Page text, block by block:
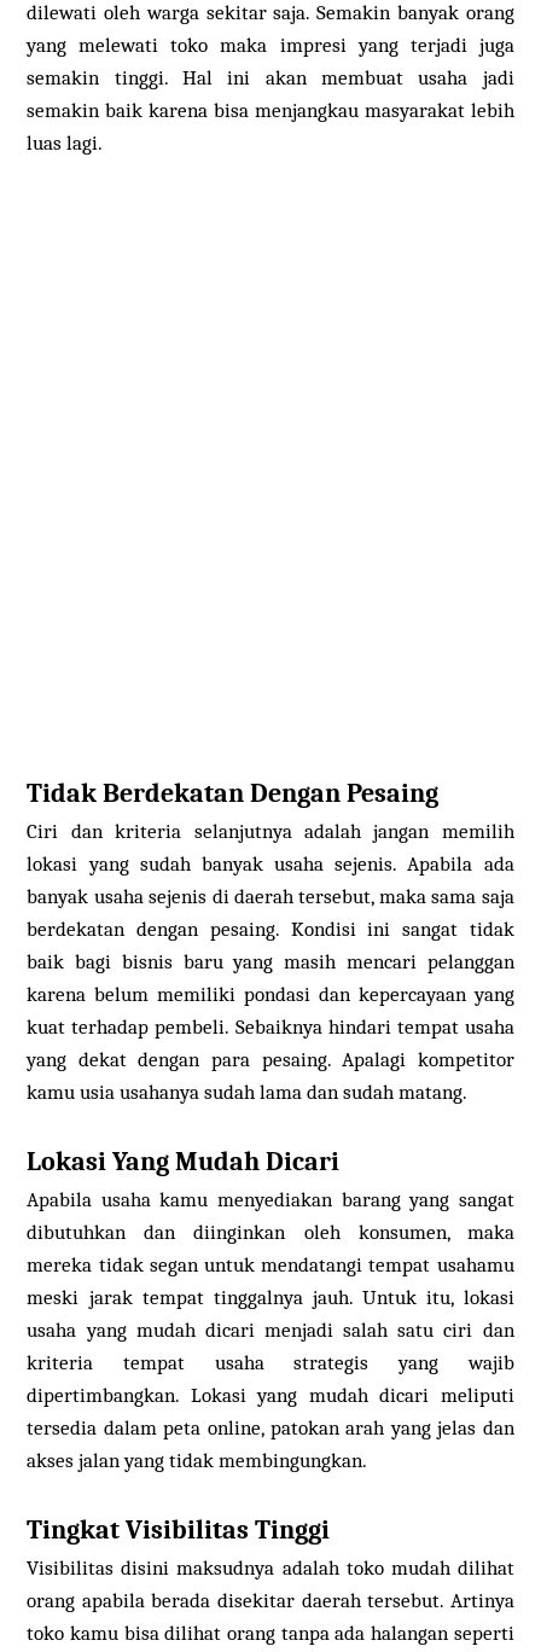
dilewati oleh warga sekitar saja. Semakin banyak orang
yang melewati toko maka impresi yang terjadi juga
semakin tinggi. Hal ini akan membuat usaha jadi
semakin baik karena bisa menjangkau masyarakat lebih
luas lagi.
Tidak Berdekatan Dengan Pesaing
Ciri dan kriteria selanjutnya adalah jangan memilih
lokasi yang sudah banyak usaha sejenis. Apabila ada
banyak usaha sejenis di daerah tersebut, maka sama saja
berdekatan dengan pesaing. Kondisi ini sangat tidak
baik bagi bisnis baru yang masih mencari pelanggan
karena belum memiliki pondasi dan kepercayaan yang
kuat terhadap pembeli. Sebaiknya hindari tempat usaha
yang dekat dengan para pesaing. Apalagi kompetitor
kamu usia usahanya sudah lama dan sudah matang.
Lokasi Yang Mudah Dicari
Apabila usaha kamu menyediakan barang yang sangat
dibutuhkan dan diinginkan oleh konsumen, maka
mereka tidak segan untuk mendatangi tempat usahamu
meski jarak tempat tinggalnya jauh. Untuk itu, lokasi
usaha yang mudah dicari menjadi salah satu ciri dan
kriteria tempat usaha strategis yang wajib
dipertimbangkan. Lokasi yang mudah dicari meliputi
tersedia dalam peta online, patokan arah yang jelas dan
akses jalan yang tidak membingungkan.
Tingkat Visibilitas Tinggi
Visibilitas disini maksudnya adalah toko mudah dilihat
orang apabila berada disekitar daerah tersebut. Artinya
toko kamu bisa dilihat orang tanpa ada halangan seperti